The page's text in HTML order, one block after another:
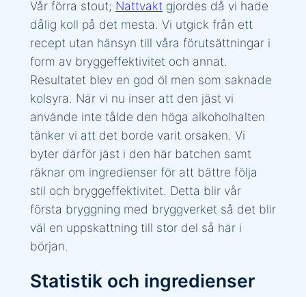
Vår förra stout; Nattvakt gjordes då vi hade
dålig koll på det mesta. Vi utgick från ett
recept utan hänsyn till våra förutsättningar i
form av bryggeffektivitet och annat.
Resultatet blev en god öl men som saknade
kolsyra. När vi nu inser att den jäst vi
använde inte tålde den höga alkoholhalten
tänker vi att det borde varit orsaken. Vi
byter därför jäst i den här batchen samt
räknar om ingredienser för att bättre följa
stil och bryggeffektivitet. Detta blir vår
första bryggning med bryggverket så det blir
väl en uppskattning till stor del så här i
början.
Statistik och ingredienser